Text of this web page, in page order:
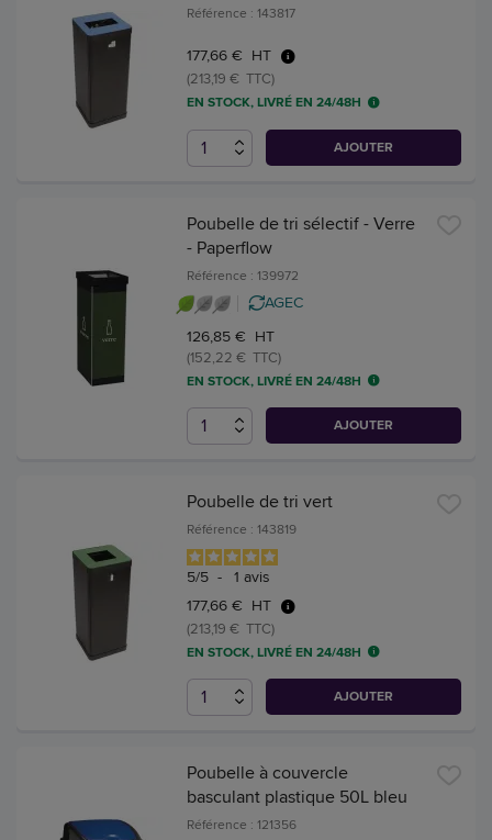
Référence : 143817
177,66 € HT
(213,19 € TTC)
EN STOCK, LIVRÉ EN 24/48H
AJOUTER
Poubelle de tri sélectif - Verre
- Paperflow
Référence : 139972
AGEC
126,85 € HT
(152,22 € TTC)
EN STOCK, LIVRÉ EN 24/48H
AJOUTER
Poubelle de tri vert
Référence : 143819
5/5 - 1 avis
177,66 € HT
(213,19 € TTC)
EN STOCK, LIVRÉ EN 24/48H
AJOUTER
Poubelle à couvercle
basculant plastique 50L bleu
Référence : 121356